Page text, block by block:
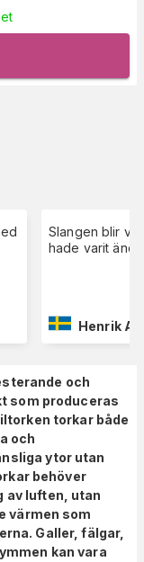
Slangen blir
hade varit
Henrik A
och
som produceras
torkar både
och
ytor utan
behöver
av luften, utan
värmen som
Galler, fälgar,
kan vara